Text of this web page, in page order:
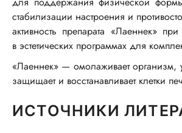
стабилизации настроения и
активность препарата «Лаеннек»
в эстетических программах для
«Лаеннек» — омолаживает организм,
защищает и восстанавливает клетки
ИСТОЧНИКИ